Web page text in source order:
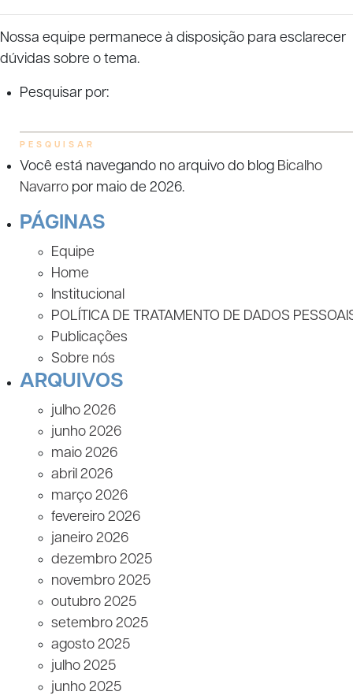
Nossa equipe permanece à disposição para esclarecer
dúvidas sobre o tema.
Pesquisar por:
Você está navegando no arquivo do blog Bicalho
Navarro por maio de 2026.
PÁGINAS
Equipe
Home
Institucional
POLÍTICA DE TRATAMENTO DE DADOS
Publicações
Sobre nós
ARQUIVOS
julho 2026
junho 2026
maio 2026
abril 2026
março 2026
fevereiro 2026
janeiro 2026
dezembro 2025
novembro 2025
outubro 2025
setembro 2025
agosto 2025
julho 2025
junho 2025